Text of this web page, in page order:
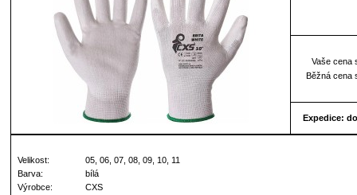
Vaše cena
Běžná cena
Expedice:
Velikost:
05, 06, 07, 08, 09, 10, 11
Barva:
bílá
Výrobce:
CXS